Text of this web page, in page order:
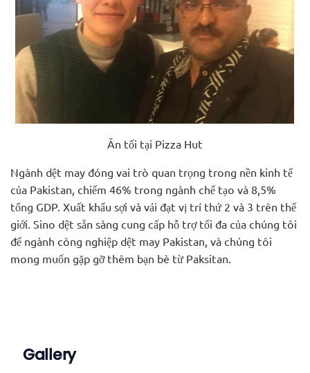
Ăn tối tại Pizza Hut
Ngành dệt may đóng vai trò quan trọng trong nền kinh tế
của Pakistan, chiếm 46% trong ngành chế tạo và 8,5%
tổng GDP. Xuất khẩu sợi và vải đạt vị trí thứ 2 và 3 trên thế
giới. Sino dệt sẵn sàng cung cấp hỗ trợ tối đa của chúng tôi
để ngành công nghiệp dệt may Pakistan, và chúng tôi
mong muốn gặp gỡ thêm bạn bè từ Paksitan.
Gallery